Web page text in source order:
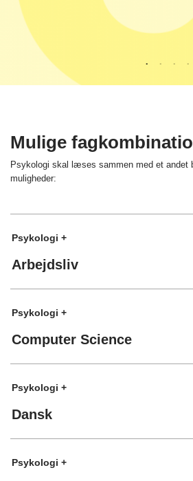
Mulige
Psykologi skal læses sammen med et andet
muligheder:
Psykologi +
Arbejdsliv
Psykologi +
Computer Science
Psykologi +
Dansk
Psykologi +